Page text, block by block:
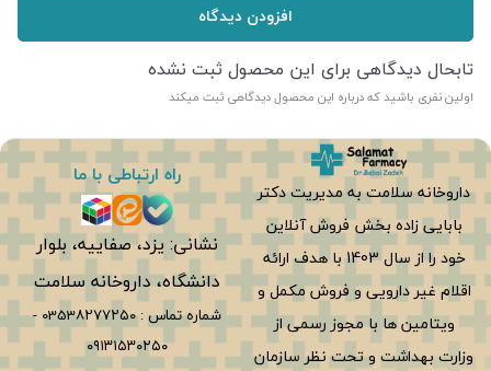
افزودن دیدگاه
تابحال دیدگاهی برای این محصول ثبت نشده
اولین نفری باشید که درباره این محصول دیدگاهی ثبت میکند
داروخانه سلامت به مدیریت دکتر
بابایی زاده بخش فروش آنلاین
خود را از سال 1403 با هدف ارائه
اقلام غیر دارویی و فروش مکمل و
ویتامین ها با مجوز رسمی از
وزارت بهداشت و تحت نظر سازمان
راه ارتباطی با ما
نشانی: یزد، صفاییه، بلوار
دانشگاه، داروخانه سلامت
شماره تماس :0353۸۲۷۷۲۵۰ -
۰۹۱۳۱۵۳۰۲۵۰